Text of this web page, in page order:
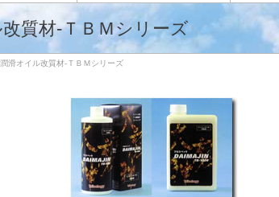
質材-ＴＢＭシリーズ
滑オイル改質材-ＴＢＭシリーズ